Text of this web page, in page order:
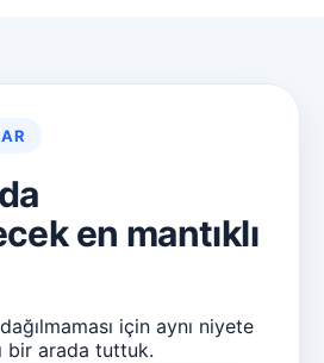
en mantıklı
dağılmaması için aynı niyete
bir arada tuttuk.